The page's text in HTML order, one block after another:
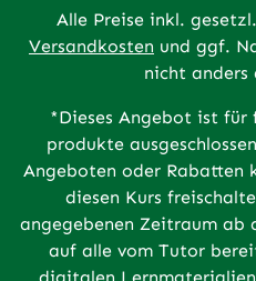
Alle Preise inkl.
Versandkosten und ggf.
nicht anders
*Dieses Angebot ist
produkte
Angeboten oder Rabatten
diesen Kurs
angegebenen Zeitraum ab
auf alle vom Tutor